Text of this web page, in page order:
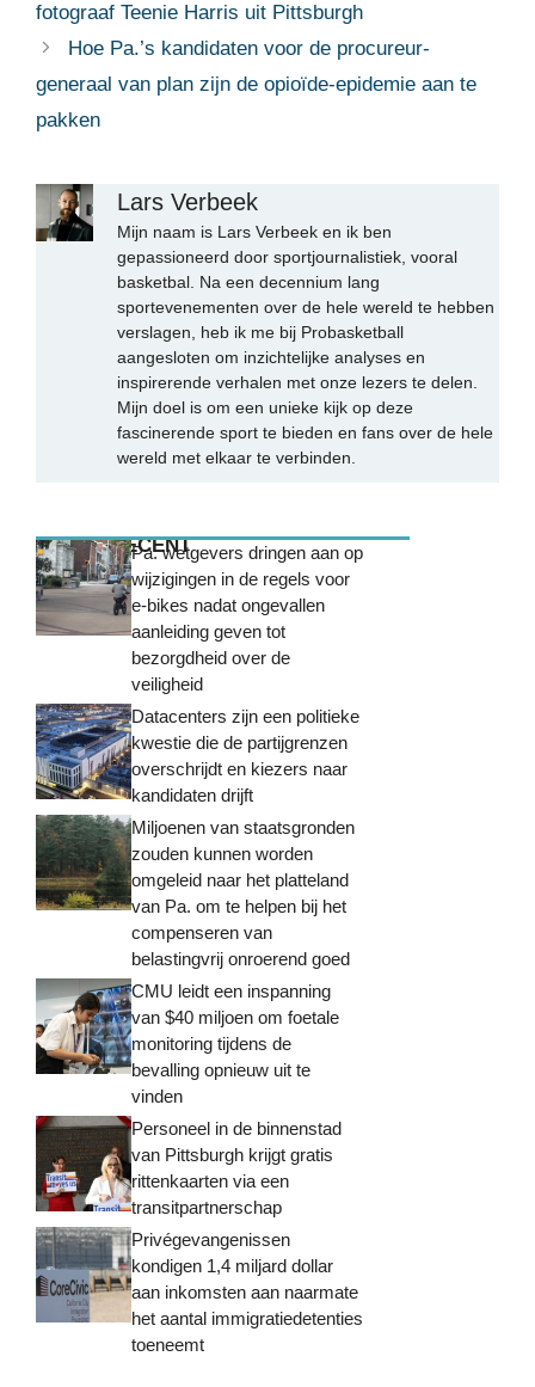
fotograaf Teenie Harris uit Pittsburgh
Hoe Pa.’s kandidaten voor de procureur-
generaal van plan zijn de opioïde-epidemie aan te
pakken
Lars Verbeek
Mijn naam is Lars Verbeek en ik ben
gepassioneerd door sportjournalistiek, vooral
basketbal. Na een decennium lang
sportevenementen over de hele wereld te hebben
verslagen, heb ik me bij Probasketball
aangesloten om inzichtelijke analyses en
inspirerende verhalen met onze lezers te delen.
Mijn doel is om een unieke kijk op deze
fascinerende sport te bieden en fans over de hele
wereld met elkaar te verbinden.
MEEST RECENTPa. wetgevers dringen aan op
wijzigingen in de regels voor
e-bikes nadat ongevallen
aanleiding geven tot
bezorgdheid over de
veiligheid
Datacenters zijn een politieke
kwestie die de partijgrenzen
overschrijdt en kiezers naar
kandidaten drijft
Miljoenen van staatsgronden
zouden kunnen worden
omgeleid naar het platteland
van Pa. om te helpen bij het
compenseren van
belastingvrij onroerend goed
CMU leidt een inspanning
van $40 miljoen om foetale
monitoring tijdens de
bevalling opnieuw uit te
vinden
Personeel in de binnenstad
van Pittsburgh krijgt gratis
rittenkaarten via een
transitpartnerschap
Privégevangenissen
kondigen 1,4 miljard dollar
aan inkomsten aan naarmate
het aantal immigratiedetenties
toeneemt